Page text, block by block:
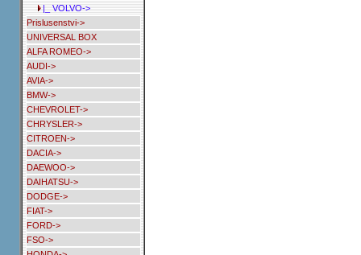
|_ VOLVO->
Prislusenstvi->
UNIVERSAL BOX
ALFA ROMEO->
AUDI->
AVIA->
BMW->
CHEVROLET->
CHRYSLER->
CITROEN->
DACIA->
DAEWOO->
DAIHATSU->
DODGE->
FIAT->
FORD->
FSO->